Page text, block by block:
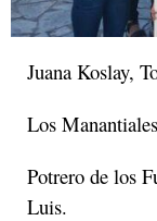
Juana Koslay,
Los
Potrero de los
Luis.